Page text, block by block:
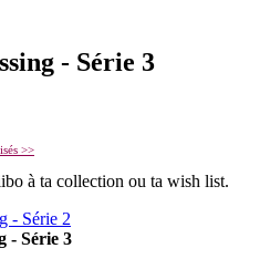
- Série 3
>>
à ta collection ou ta wish list.
- Série 2
- Série 3